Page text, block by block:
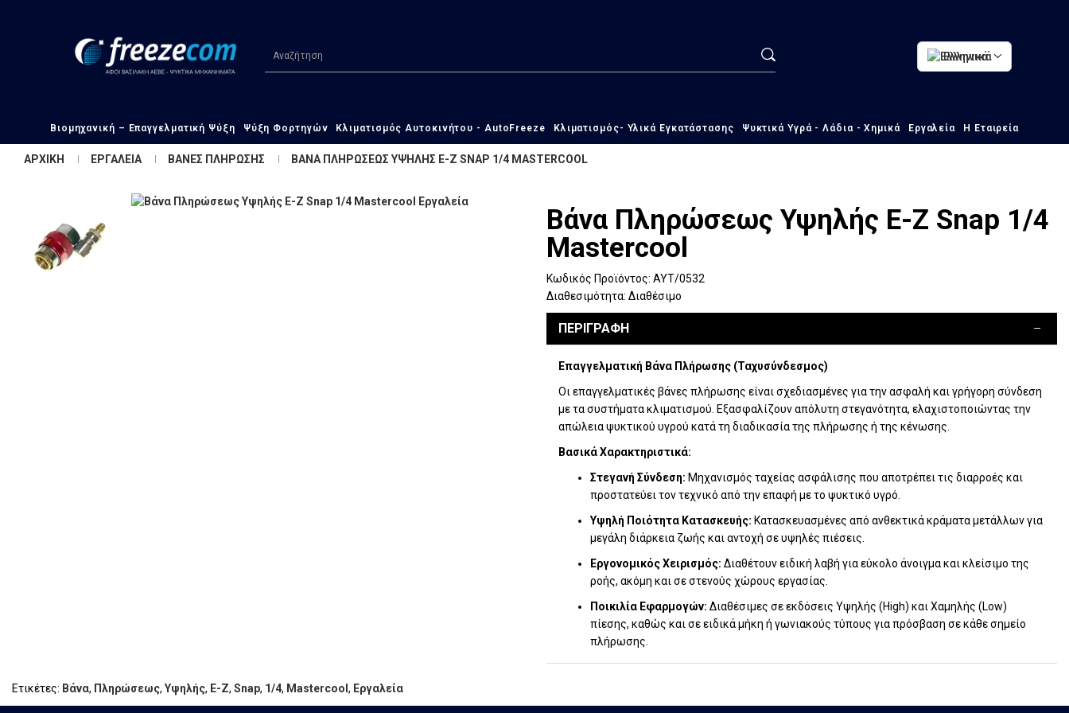
Ελληνικά
Βιομηχανική – Επαγγελματική Ψύξη Ψύξη Φορτηγών Κλιματισμός Αυτοκινήτου - AutoFreeze Κλιματισμός- Υλικά Εγκατάστασης Ψυκτικά Υγρά - Λάδια - Χημικά Εργαλεία Η Εταιρεία
ΑΡΧΙΚΗ ΕΡΓΑΛΕΙΑ ΒΑΝΕΣ ΠΛΗΡΩΣΗΣ ΒΑΝΑ ΠΛΗΡΩΣΕΩΣ ΥΨΗΛΗΣ Ε-Ζ SNAP 1/4 MASTERCOOL
Βάνα Πληρώσεως Υψηλής Ε-Ζ Snap 1/4
Mastercool
Κωδικός Προϊόντος: ΑΥΤ/0532
Διαθεσιμότητα: Διαθέσιμο
ΠΕΡΙΓΡΑΦΗ
Επαγγελματική Βάνα Πλήρωσης (Ταχυσύνδεσμος)
Οι επαγγελματικές βάνες πλήρωσης είναι σχεδιασμένες για την ασφαλή και γρήγορη σύνδεση
με τα συστήματα κλιματισμού. Εξασφαλίζουν απόλυτη στεγανότητα, ελαχιστοποιώντας την
απώλεια ψυκτικού υγρού κατά τη διαδικασία της πλήρωσης ή της κένωσης.
Βασικά Χαρακτηριστικά:
Στεγανή Σύνδεση: Μηχανισμός ταχείας ασφάλισης που αποτρέπει τις διαρροές και
προστατεύει τον τεχνικό από την επαφή με το ψυκτικό υγρό.
Υψηλή Ποιότητα Κατασκευής: Κατασκευασμένες από ανθεκτικά κράματα μετάλλων για
μεγάλη διάρκεια ζωής και αντοχή σε υψηλές πιέσεις.
Εργονομικός Χειρισμός: Διαθέτουν ειδική λαβή για εύκολο άνοιγμα και κλείσιμο της
ροής, ακόμη και σε στενούς χώρους εργασίας.
Ποικιλία Εφαρμογών: Διαθέσιμες σε εκδόσεις Υψηλής (High) και Χαμηλής (Low)
πίεσης, καθώς και σε ειδικά μήκη ή γωνιακούς τύπους για πρόσβαση σε κάθε σημείο
πλήρωσης.
Ετικέτες: Βάνα, Πληρώσεως, Υψηλής, Ε-Ζ, Snap, 1/4, Mastercool , Εργαλεία